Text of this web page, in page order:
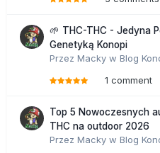
🌱 THC-THC - Jedyna
Genetyką Konopi
Przez Macky w Blog
1 comment
Top 5 Nowoczesnych
THC na outdoor 2026
Przez Macky w Blog